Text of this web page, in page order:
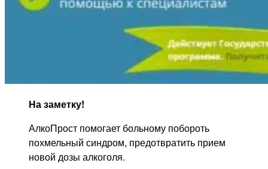
На заметку!
АлкоПрост помогает больному побороть
похмельный синдром, предотвратить прием
новой дозы алкоголя.